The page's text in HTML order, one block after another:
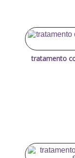
tratamento